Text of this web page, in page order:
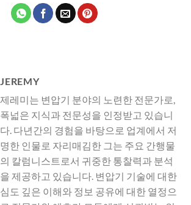
JEREMY
제레미는 변압기 분야의 노련한 전문가로,
폭넓은 지식과 전문성을 인정받고 있습니
다. 다년간의 경험을 바탕으로 업계에서 저
명한 인물로 자리매김한 그는 주요 간행물
의 칼럼니스트로서 귀중한 통찰력과 분석
을 제공하고 있습니다. 변압기 기술에 대한
심도 깊은 이해와 정보 공유에 대한 열정으